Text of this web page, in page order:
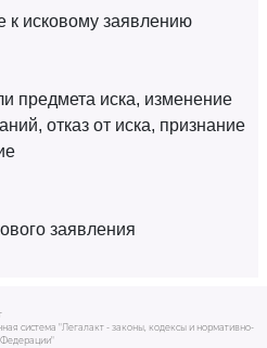
к исковому заявлению
предмета иска, изменение
отказ от иска, признание
заявления
система "Легалакт - законы, кодексы и нормативно-